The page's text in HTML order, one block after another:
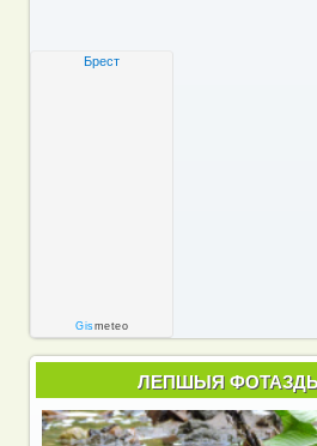
Брест
Gismeteo
ЛЕПШЫЯ